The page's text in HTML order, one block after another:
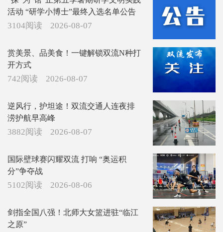
活动 “研学小博士”最终入选名单公告
3104阅读 2026-08-07
赏美景、品美食！一键解锁双流N种打
开方式
742阅读 2026-08-07
逆风行，护坦途！双流交通人连夜排
涝护航早高峰
3882阅读 2026-08-07
国际壁球赛闪耀双流 打响 “奥运积
分”争夺战
5102阅读 2026-08-06
剑指全国八强！北师大女篮进驻“临江
之原”